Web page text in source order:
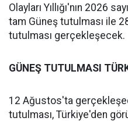
Olayları Yıllığı'nın 2026
tam Güneş tutulması ile
tutulması gerçekleşecek.
GÜNEŞ TUTULMASI
12 Ağustos'ta
tutulması, Türkiye'den